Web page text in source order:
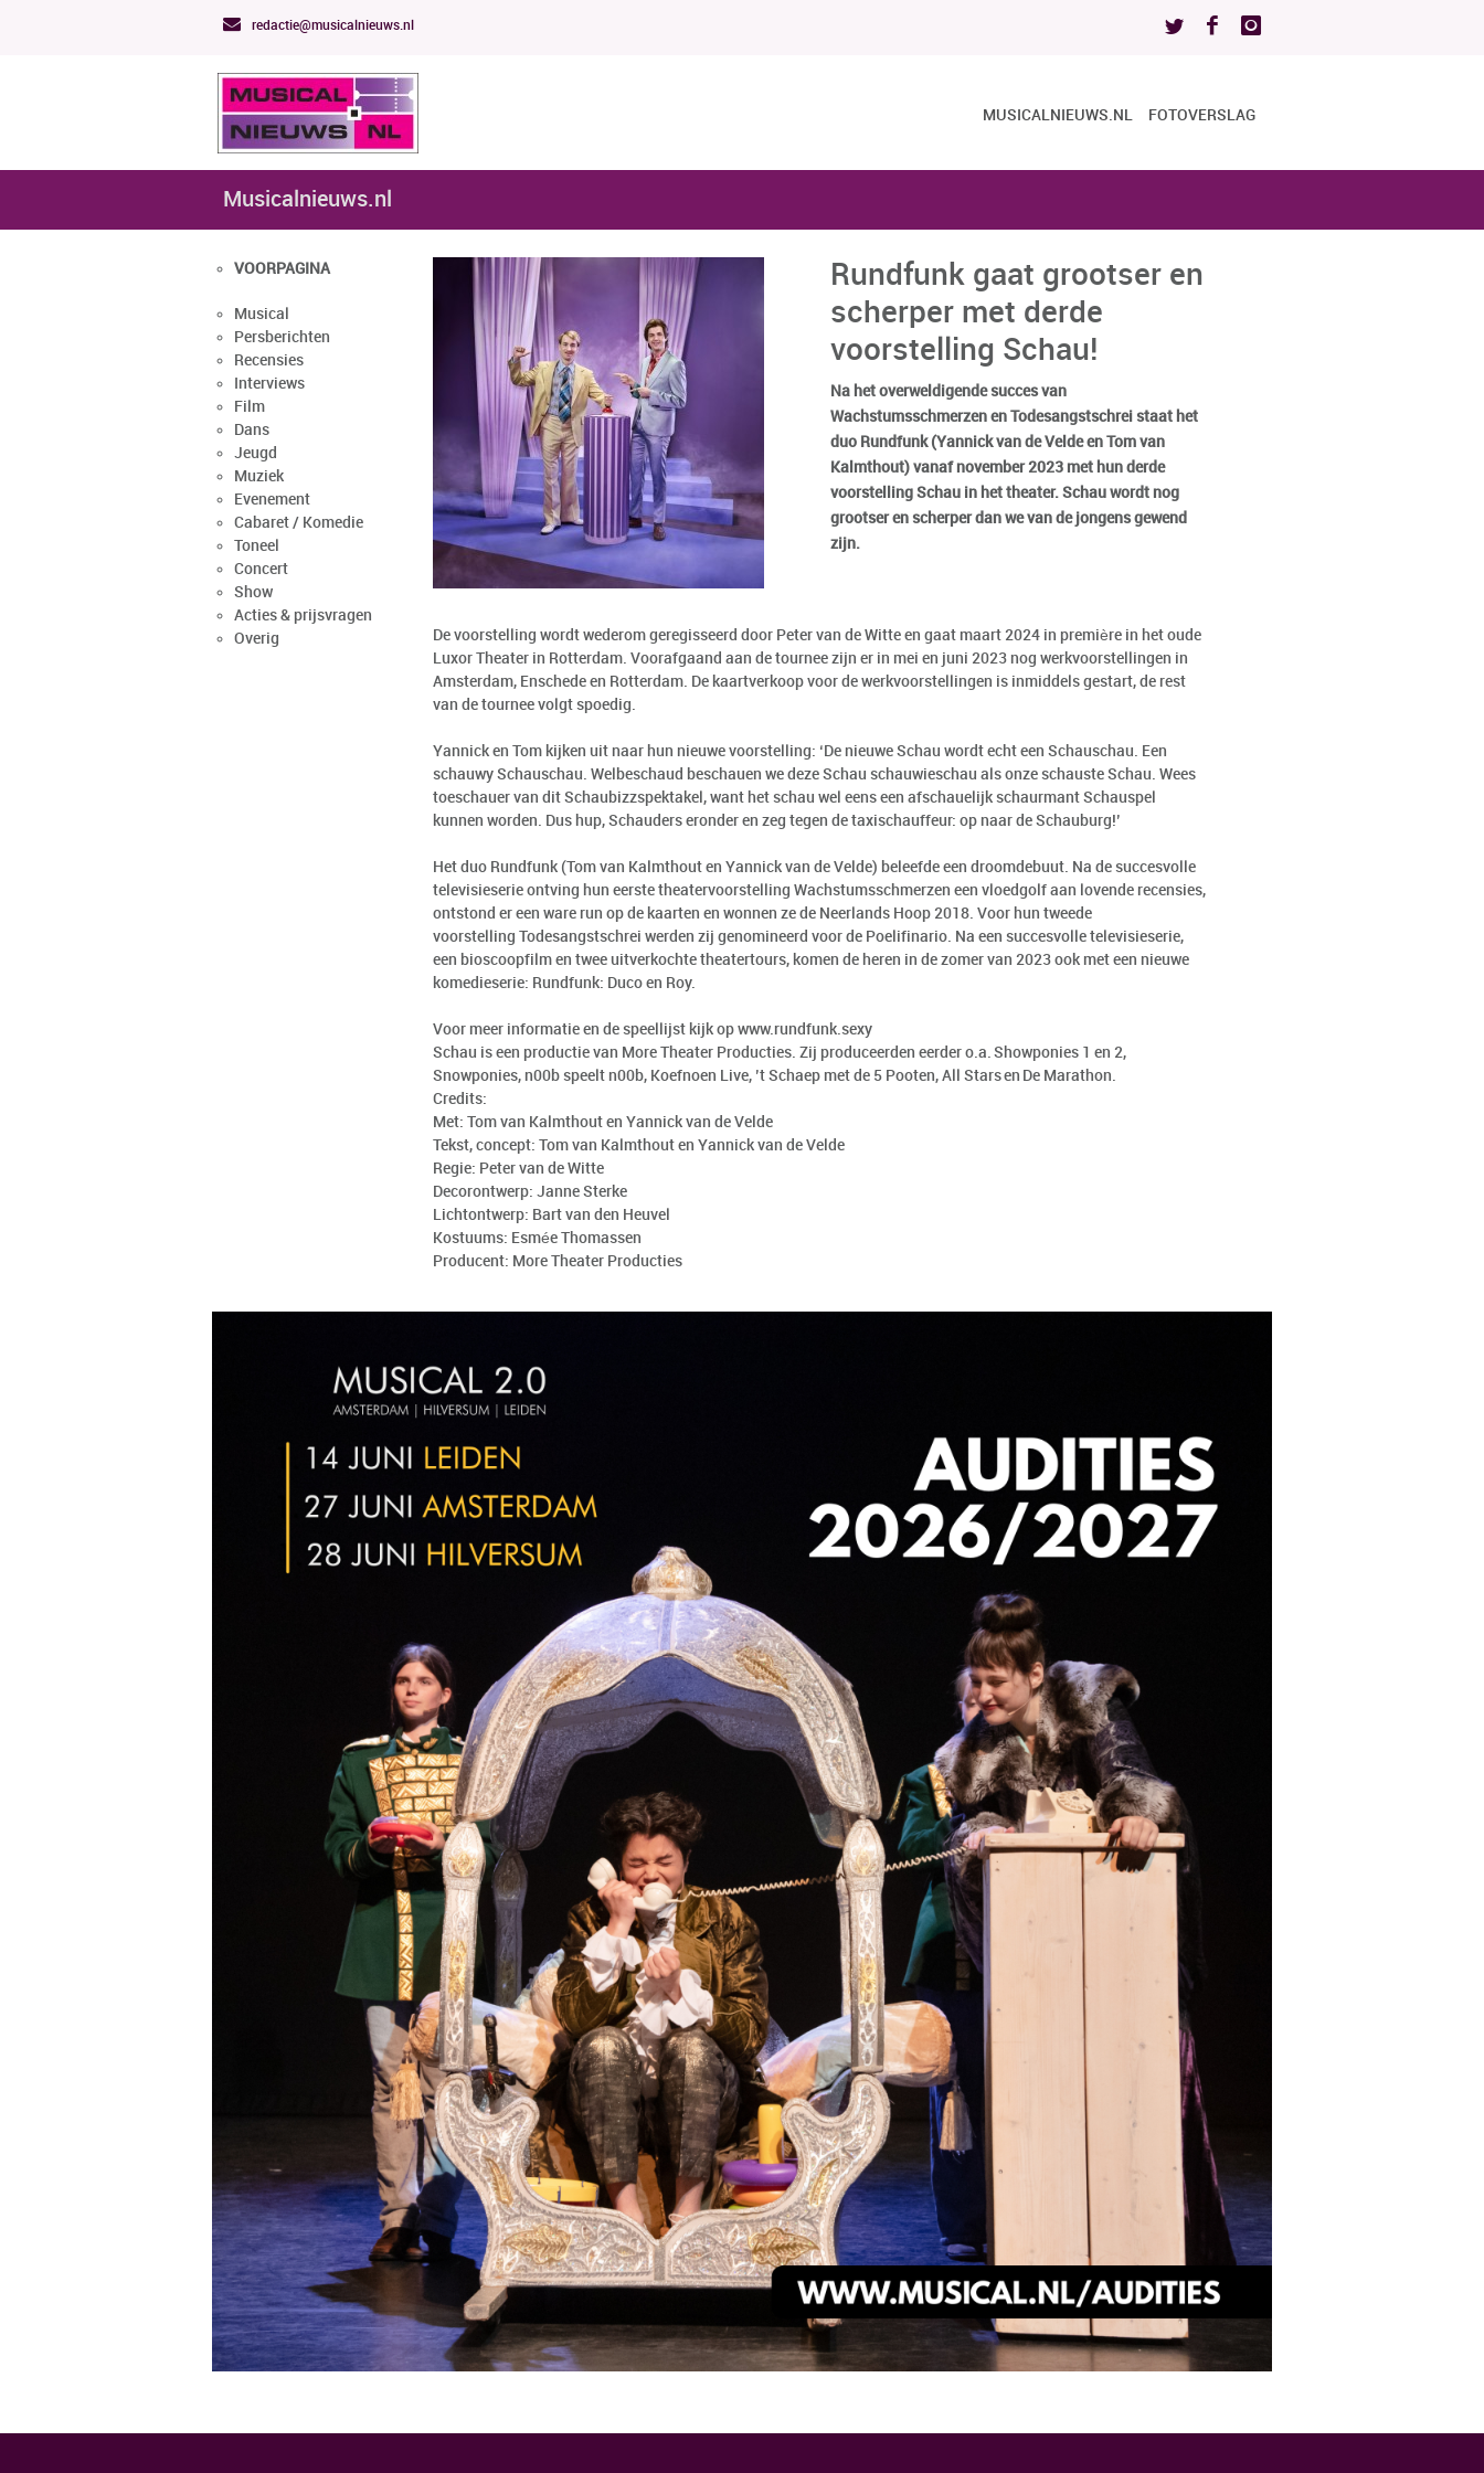
redactie@musicalnieuws.nl
MUSICALNIEUWS.NL FOTOVERSLAG
Musicalnieuws.nl
VOORPAGINA
Musical
Persberichten
Recensies
Interviews
Film
Dans
Jeugd
Muziek
Evenement
Cabaret / Komedie
Toneel
Concert
Show
Acties & prijsvragen
Overig
Rundfunk gaat grootser en
scherper met derde
voorstelling Schau!
Na het overweldigende succes van
Wachstumsschmerzen en Todesangstschrei staat het
duo Rundfunk (Yannick van de Velde en Tom van
Kalmthout) vanaf november 2023 met hun derde
voorstelling Schau in het theater. Schau wordt nog
grootser en scherper dan we van de jongens gewend
zijn.
De voorstelling wordt wederom geregisseerd door Peter van de Witte en gaat maart 2024 in première in het oude
Luxor Theater in Rotterdam. Voorafgaand aan de tournee zijn er in mei en juni 2023 nog werkvoorstellingen in
Amsterdam, Enschede en Rotterdam. De kaartverkoop voor de werkvoorstellingen is inmiddels gestart, de rest
van de tournee volgt spoedig.
Yannick en Tom kijken uit naar hun nieuwe voorstelling: ‘De nieuwe Schau wordt echt een Schauschau. Een
schauwy Schauschau. Welbeschaud beschauen we deze Schau schauwieschau als onze schauste Schau. Wees
toeschauer van dit Schaubizzspektakel, want het schau wel eens een afschauelijk schaurmant Schauspel
kunnen worden. Dus hup, Schauders eronder en zeg tegen de taxischauffeur: op naar de Schauburg!’
Het duo Rundfunk (Tom van Kalmthout en Yannick van de Velde) beleefde een droomdebuut. Na de succesvolle
televisieserie ontving hun eerste theatervoorstelling Wachstumsschmerzen een vloedgolf aan lovende recensies,
ontstond er een ware run op de kaarten en wonnen ze de Neerlands Hoop 2018. Voor hun tweede
voorstelling Todesangstschrei werden zij genomineerd voor de Poelifinario. Na een succesvolle televisieserie,
een bioscoopfilm en twee uitverkochte theatertours, komen de heren in de zomer van 2023 ook met een nieuwe
komedieserie: Rundfunk: Duco en Roy.
Voor meer informatie en de speellijst kijk op www.rundfunk.sexy
Schau is een productie van More Theater Producties. Zij produceerden eerder o.a. Showponies 1 en 2,
Snowponies, n00b speelt n00b, Koefnoen Live, ’t Schaep met de 5 Pooten, All Stars en De Marathon.
Credits:
Met: Tom van Kalmthout en Yannick van de Velde
Tekst, concept: Tom van Kalmthout en Yannick van de Velde
Regie: Peter van de Witte
Decorontwerp: Janne Sterke
Lichtontwerp: Bart van den Heuvel
Kostuums: Esmée Thomassen
Producent: More Theater Producties